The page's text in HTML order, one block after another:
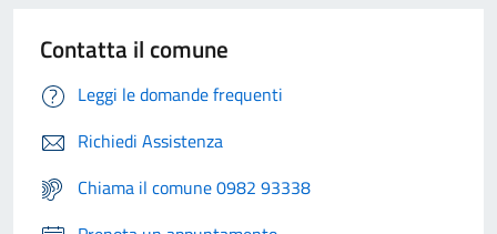
Contatta il comune
Leggi le domande frequenti
Richiedi Assistenza
Chiama il comune 0982 93338